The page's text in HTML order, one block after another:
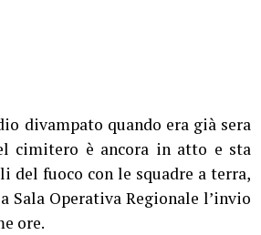
divampato quando era già sera
cimitero è ancora in atto e sta
del fuoco con le squadre a terra,
Operativa Regionale l’invio
ore.